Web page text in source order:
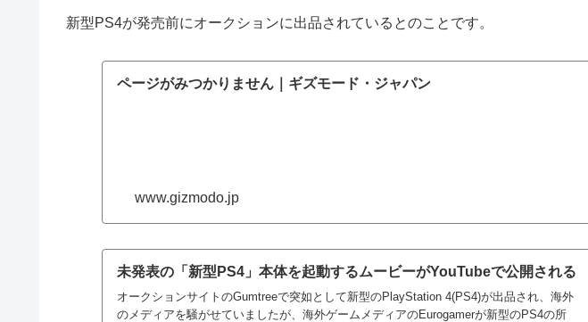
新型PS4が発売前にオークションに出品されているとのことです。
ページがみつかりません｜ギズモード・ジャパン
www.gizmodo.jp
未発表の「新型PS4」本体を起動するムービーがYouTubeで公開される
オークションサイトのGumtreeで突如として新型のPlayStation 4(PS4)が出品され、海外
のメディアを騒がせていましたが、海外ゲームメディアのEurogamerが新型のPS4の所